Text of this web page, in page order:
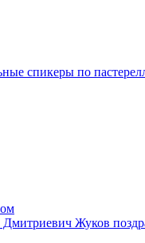
спикеры по